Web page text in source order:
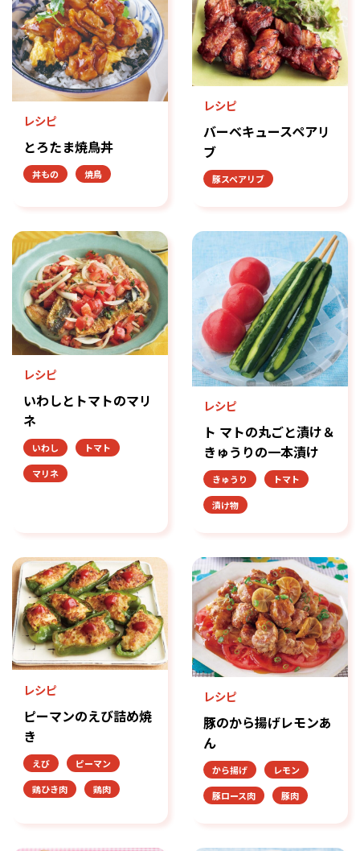
レシピ
とろたま焼鳥丼
丼もの 焼鳥
レシピ
バーベキュースペアリ
ブ
豚スペアリブ
レシピ
いわしとトマトのマリ
ネ
いわし
トマト
マリネ
レシピ
ト マトの丸ごと漬け＆
きゅうりの一本漬け
きゅうり
トマト
漬け物
レシピ
ピーマンのえび詰め焼
き
えび
ピーマン
鶏ひき肉
鶏肉
レシピ
豚のから揚げレモンあ
ん
から揚げ
レモン
豚ロース肉
豚肉